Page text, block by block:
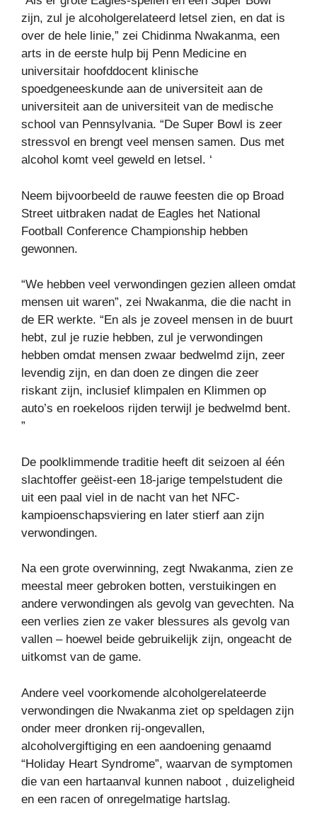
zijn, zul je alcoholgerelateerd letsel zien, en dat is
over de hele linie,” zei Chidinma Nwakanma, een
arts in de eerste hulp bij Penn Medicine en
universitair hoofddocent klinische
spoedgeneeskunde aan de universiteit aan de
universiteit aan de universiteit van de medische
school van Pennsylvania. “De Super Bowl is zeer
stressvol en brengt veel mensen samen. Dus met
alcohol komt veel geweld en letsel. ‘
Neem bijvoorbeeld de rauwe feesten die op Broad
Street uitbraken nadat de Eagles het National
Football Conference Championship hebben
gewonnen.
“We hebben veel verwondingen gezien alleen omdat
mensen uit waren”, zei Nwakanma, die die nacht in
de ER werkte. “En als je zoveel mensen in de buurt
hebt, zul je ruzie hebben, zul je verwondingen
hebben omdat mensen zwaar bedwelmd zijn, zeer
levendig zijn, en dan doen ze dingen die zeer
riskant zijn, inclusief klimpalen en Klimmen op
auto’s en roekeloos rijden terwijl je bedwelmd bent.
”
De poolklimmende traditie heeft dit seizoen al één
slachtoffer geëist-een 18-jarige tempelstudent die
uit een paal viel in de nacht van het NFC-
kampioenschapsviering en later stierf aan zijn
verwondingen.
Na een grote overwinning, zegt Nwakanma, zien ze
meestal meer gebroken botten, verstuikingen en
andere verwondingen als gevolg van gevechten. Na
een verlies zien ze vaker blessures als gevolg van
vallen – hoewel beide gebruikelijk zijn, ongeacht de
uitkomst van de game.
Andere veel voorkomende alcoholgerelateerde
verwondingen die Nwakanma ziet op speldagen zijn
onder meer dronken rij-ongevallen,
alcoholvergiftiging en een aandoening genaamd
“Holiday Heart Syndrome”, waarvan de symptomen
die van een hartaanval kunnen naboot , duizeligheid
en een racen of onregelmatige hartslag.